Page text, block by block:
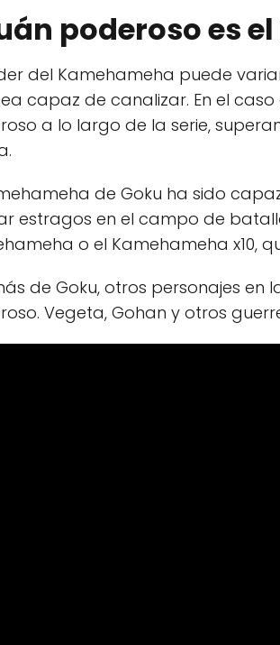
poderoso es
del Kamehameha puede
capaz de canalizar. En el
a lo largo de la serie,
de Goku ha sido
estragos en el campo de
o el Kamehameha x10,
de Goku, otros personajes
Vegeta, Gohan y otros